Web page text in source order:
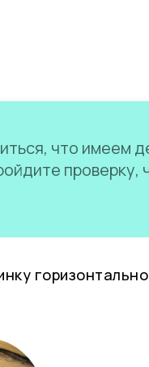
что имеем
проверку,
горизонтально